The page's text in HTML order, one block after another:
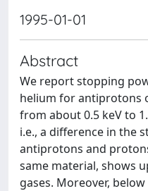
1995-01-01
Abstract
We report stopping
helium for antiprotons
from about 0.5 keV to
i.e., a difference in the
antiprotons and
same material, shows
gases. Moreover,